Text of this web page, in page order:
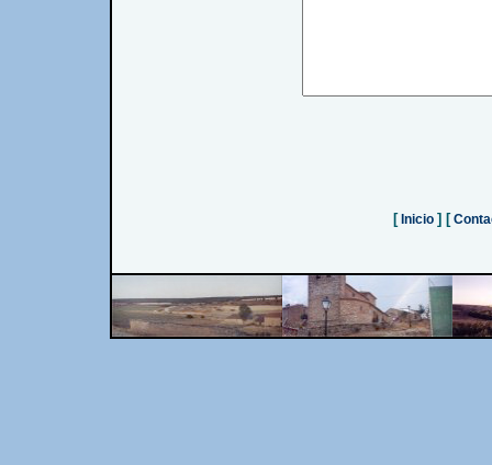
[ Inicio ] [